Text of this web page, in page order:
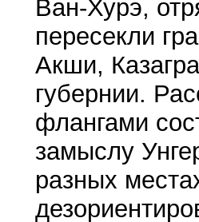
Ван-Хурэ,
пересекли
Акши,
губернии.
флангами
замыслу
разных